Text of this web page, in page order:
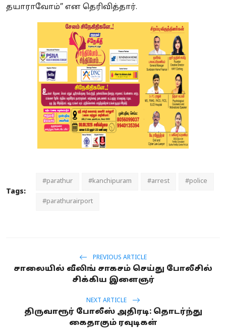
தயாராவோம்” என தெரிவித்தார்.
Tags:
#parathur #kanchipuram #arrest #police
#parathurairport
PREVIOUS ARTICLE
சாலையில் வீலிங் சாகசம் செய்து போலீசில்
சிக்கிய இளைஞர்
NEXT ARTICLE
திருவாரூர் போலீஸ் அதிரடி: தொடர்ந்து
கைதாகும் ரவுடிகள்